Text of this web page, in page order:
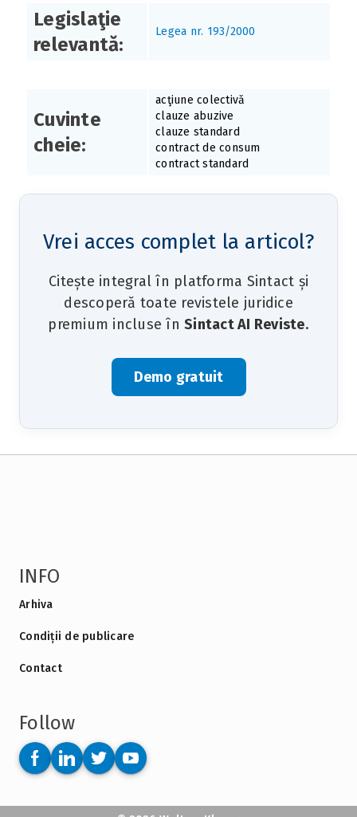
Legislaţie
relevantă:
Legea nr. 193/2000
Cuvinte
cheie:
acţiune colectivă
clauze abuzive
clauze standard
contract de consum
contract standard
Vrei acces complet la articol?
Citește integral în platforma Sintact și
descoperă toate revistele juridice
premium incluse în Sintact AI Reviste.
Demo gratuit
INFO
Arhiva
Condiții de publicare
Contact
Follow